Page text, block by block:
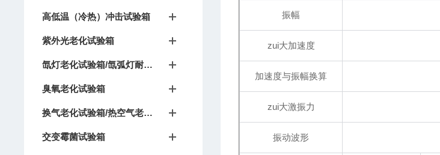
高低温（冷热）冲击试验箱
紫外光老化试验箱
氙灯老化试验箱/氙弧灯耐候试验箱
臭氧老化试验箱
换气老化试验箱/热空气老化箱
交变霉菌试验箱
振幅
zui大加速度
加速度与振幅换算
zui大激振力
振动波形